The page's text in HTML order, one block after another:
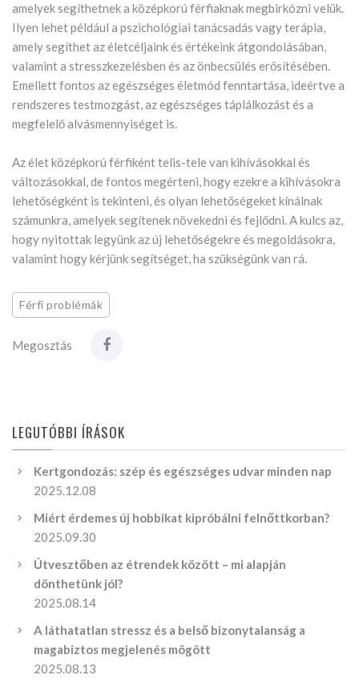
amelyek segíthetnek a középkorú férfiaknak megbirkózni velük.
Ilyen lehet például a pszichológiai tanácsadás vagy terápia,
amely segíthet az életcéljaink és értékeink átgondolásában,
valamint a stresszkezelésben és az önbecsülés erősítésében.
Emellett fontos az egészséges életmód fenntartása, ideértve a
rendszeres testmozgást, az egészséges táplálkozást és a
megfelelő alvásmennyiséget is.
Az élet középkorú férfiként telis-tele van kihívásokkal és
változásokkal, de fontos megérteni, hogy ezekre a kihívásokra
lehetőségként is tekinteni, és olyan lehetőségeket kínálnak
számunkra, amelyek segítenek növekedni és fejlődni. A kulcs az,
hogy nyitottak legyünk az új lehetőségekre és megoldásokra,
valamint hogy kérjünk segítséget, ha szükségünk van rá.
Férfi problémák
Megosztás
LEGUTÓBBI ÍRÁSOK
Kertgondozás: szép és egészséges udvar minden nap
2025.12.08
Miért érdemes új hobbikat kipróbálni felnőttkorban?
2025.09.30
Útvesztőben az étrendek között – mi alapján
dönthetünk jól?
2025.08.14
A láthatatlan stressz és a belső bizonytalanság a
magabiztos megjelenés mögött
2025.08.13